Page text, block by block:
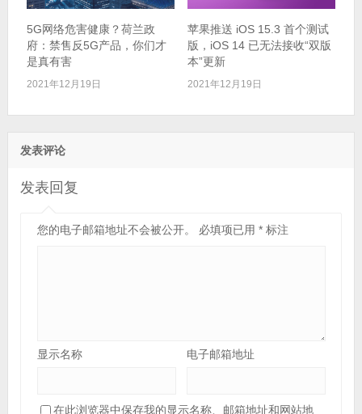
5G网络危害健康？荷兰政
府：禁售反5G产品，你们才
是真有害
2021年12月19日
苹果推送 iOS 15.3 首个测试
版，iOS 14 已无法接收“双版
本”更新
2021年12月19日
发表评论
发表回复
您的电子邮箱地址不会被公开。 必填项已用 *标注
显示名称 电子邮箱地址
在此浏览器中保存我的显示名称、邮箱地址和网站地